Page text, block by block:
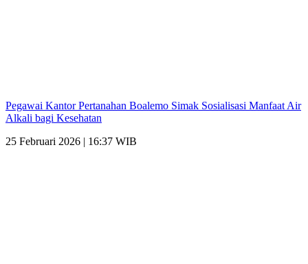
Pegawai Kantor Pertanahan Boalemo Simak Sosialisasi Manfaat Air
Alkali bagi Kesehatan
25 Februari 2026 | 16:37 WIB